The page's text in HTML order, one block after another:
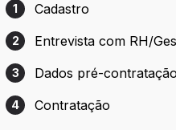
Etapa 1: Cadastro
1 Cadastro
Etapa 2: Entrevista com RH/
2 Entrevista com RH/
Etapa 3: Dados pré-
3 Dados pré-contratação
Etapa 4: Contratação
4 Contratação